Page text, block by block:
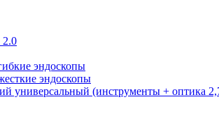
2.0
эндоскопы
эндоскопы
универсальный (инструменты + оптика